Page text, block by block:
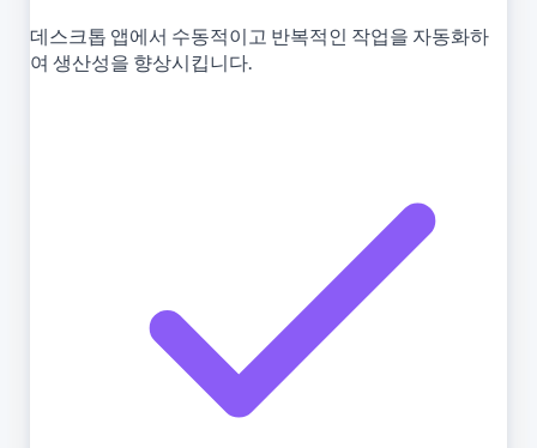
데스크톱 앱에서 수동적이고 반복적인 작업을 자동화하
여 생산성을 향상시킵니다.